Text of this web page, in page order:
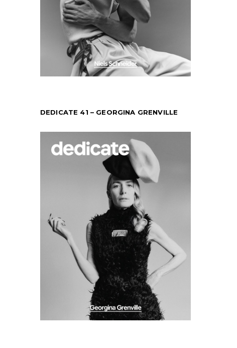
DEDICATE 41 – GEORGINA GRENVILLE